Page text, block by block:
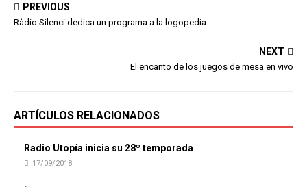
PREVIOUS
Ràdio Silenci dedica un programa a la logopedia
NEXT
El encanto de los juegos de mesa en vivo
ARTÍCULOS RELACIONADOS
Radio Utopía inicia su 28º temporada
17/09/2018